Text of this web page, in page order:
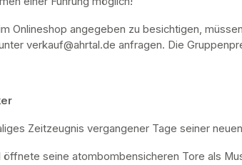
Onlineshop angegeben zu besichtigen,
verkauf@ahrtal.de anfragen. Die
Zeitzeugnis vergangener Tage seiner
seine atombombensicheren Tore als